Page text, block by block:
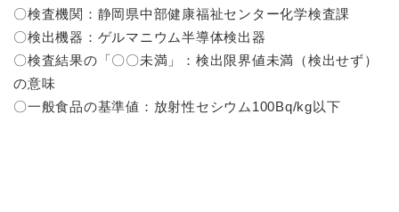
〇検査機関：静岡県中部健康福祉センター化学検査課
〇検出機器：ゲルマニウム半導体検出器
〇検査結果の「〇〇未満」：検出限界値未満（検出せず）
の意味
〇一般食品の基準値：放射性セシウム100Bq/kg以下